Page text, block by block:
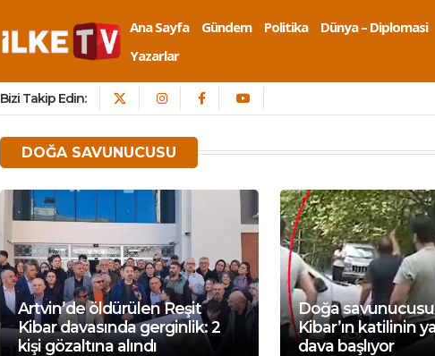
Ana Sayfa Gündem Politika Dünya – Diplomasi
Yazarlar
Bizi Takip Edin:
DOĞA SAVUNUCUSU
Artvin’de öldürülen Reşit
Kibar davasında gerginlik: 2
kişi gözaltına alındı
Doğa
Kibar’ın katilinin
dava başlıyor